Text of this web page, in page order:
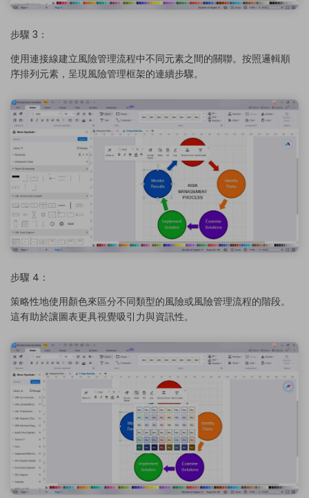
步驟 3：
使用連接線建立風險管理流程中不同元素之間的關聯。按照邏輯順
序排列元素，呈現風險管理框架的連續步驟。
步驟 4：
策略性地使用顏色來區分不同類型的風險或風險管理流程的階段。
這有助於讓圖表更具視覺吸引力與資訊性。